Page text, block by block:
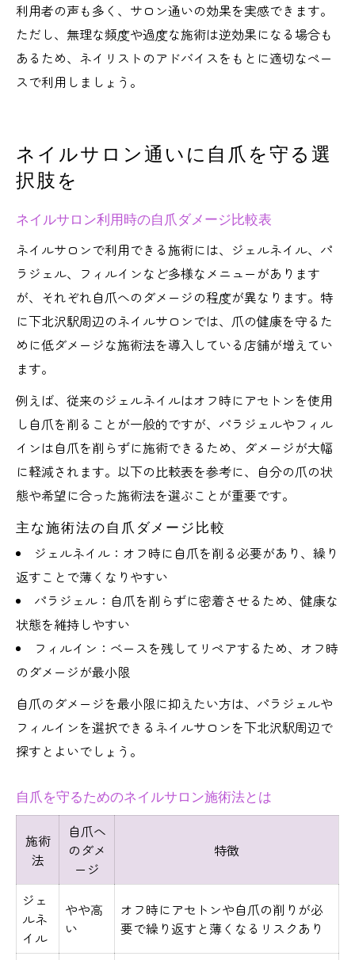
利用者の声も多く、サロン通いの効果を実感できます。
ただし、無理な頻度や過度な施術は逆効果になる場合も
あるため、ネイリストのアドバイスをもとに適切なペー
スで利用しましょう。
ネイルサロン通いに自爪を守る選
択肢を
ネイルサロン利用時の自爪ダメージ比較表
ネイルサロンで利用できる施術には、ジェルネイル、パ
ラジェル、フィルインなど多様なメニューがあります
が、それぞれ自爪へのダメージの程度が異なります。特
に下北沢駅周辺のネイルサロンでは、爪の健康を守るた
めに低ダメージな施術法を導入している店舗が増えてい
ます。
例えば、従来のジェルネイルはオフ時にアセトンを使用
し自爪を削ることが一般的ですが、パラジェルやフィル
インは自爪を削らずに施術できるため、ダメージが大幅
に軽減されます。以下の比較表を参考に、自分の爪の状
態や希望に合った施術法を選ぶことが重要です。
主な施術法の自爪ダメージ比較
ジェルネイル：オフ時に自爪を削る必要があり、繰り
返すことで薄くなりやすい
パラジェル：自爪を削らずに密着させるため、健康な
状態を維持しやすい
フィルイン：ベースを残してリペアするため、オフ時
のダメージが最小限
自爪のダメージを最小限に抑えたい方は、パラジェルや
フィルインを選択できるネイルサロンを下北沢駅周辺で
探すとよいでしょう。
自爪を守るためのネイルサロン施術法とは
施術
法
自爪へ
のダメ
ージ
特徴
ジェ
ルネ
イル
やや高
い
オフ時にアセトンや自爪の削りが必
要で繰り返すと薄くなるリスクあり